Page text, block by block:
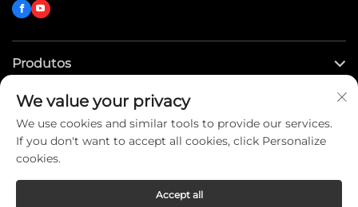
Produtos
Links Rápidos
Entre em Contato Conosco
We value your privacy
We use cookies and similar tools to provide our services.
If you don't want to accept all cookies, click Personalize
cookies.
Accept all